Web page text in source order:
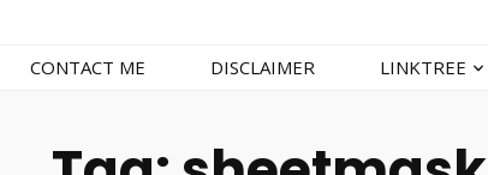
CONTACT ME DISCLAIMER LINKTREE